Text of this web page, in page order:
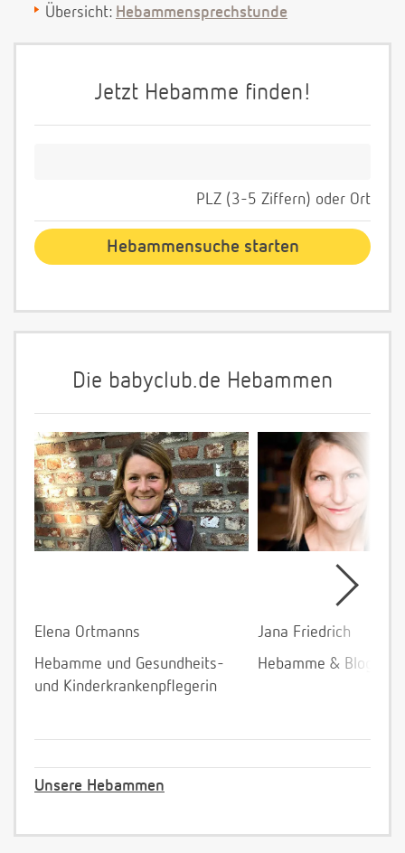
Übersicht: Hebammensprechstunde
Jetzt Hebamme finden!
PLZ (3-5 Ziffern) oder Ort
Die babyclub.de Hebammen
Elena Ortmanns
Hebamme und Gesundheits-
und Kinderkrankenpflegerin
Jana Friedrich
Hebamme &
Unsere Hebammen